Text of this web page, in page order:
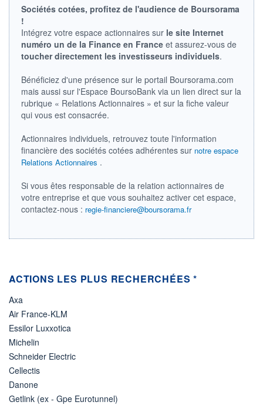
LIMITE À LA
BAISSE
LIMITE À LA
HAUSSE
RENDEMENT
ESTIMÉ 2026
-
PER ESTIMÉ
2026
-
DERNIER
ÉCHANGE
05.08.26 / 15:30:05
ÉLIGIBILITÉ
Non éligible
+ PORTEFEUILLE + LISTE
Sociétés cotées, profitez de l'audience de Boursorama
!
Intégrez votre espace actionnaires sur le site Internet
numéro un de la Finance en France et assurez-vous de
toucher directement les investisseurs individuels.
Bénéficiez d'une présence sur le portail Boursorama.com
mais aussi sur l'Espace BoursoBank via un lien direct sur la
rubrique « Relations Actionnaires » et sur la fiche valeur
qui vous est consacrée.
Actionnaires individuels, retrouvez toute l'information
financière des sociétés cotées adhérentes sur notre espace
Relations Actionnaires .
Si vous êtes responsable de la relation actionnaires de
votre entreprise et que vous souhaitez activer cet espace,
contactez-nous : regie-financiere@boursorama.fr
ACTIONS LES PLUS RECHERCHÉES *
Axa
Air France-KLM
Essilor Luxxotica
Michelin
Schneider Electric
Cellectis
Danone
Getlink (ex - Gpe Eurotunnel)